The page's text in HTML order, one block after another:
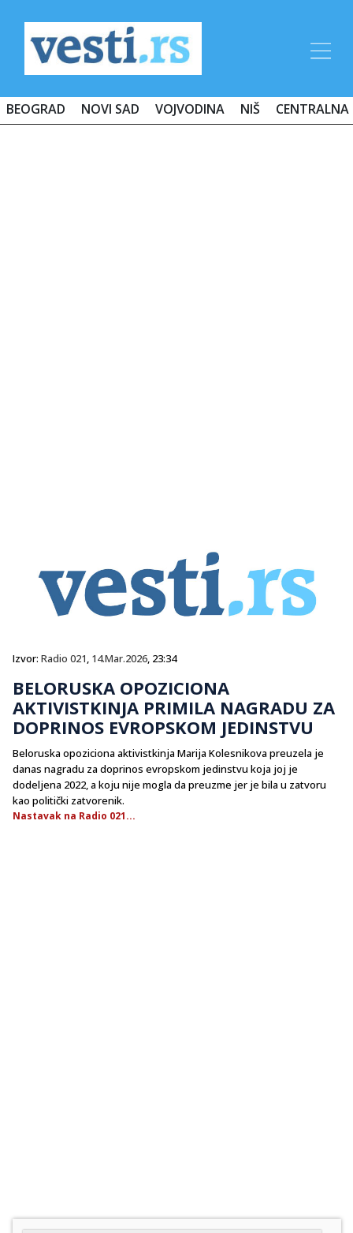
BEOGRAD NOVI SAD VOJVODINA NIŠ CENTRALNA
Izvor: Radio 021, 14.Mar.2026, 23:34
BELORUSKA OPOZICIONA
AKTIVISTKINJA PRIMILA NAGRADU ZA
DOPRINOS EVROPSKOM JEDINSTVU
Beloruska opoziciona aktivistkinja Marija Kolesnikova preuzela je
danas nagradu za doprinos evropskom jedinstvu koja joj je
dodeljena 2022, a koju nije mogla da preuzme jer je bila u zatvoru
kao politički zatvorenik.
Nastavak na Radio 021...